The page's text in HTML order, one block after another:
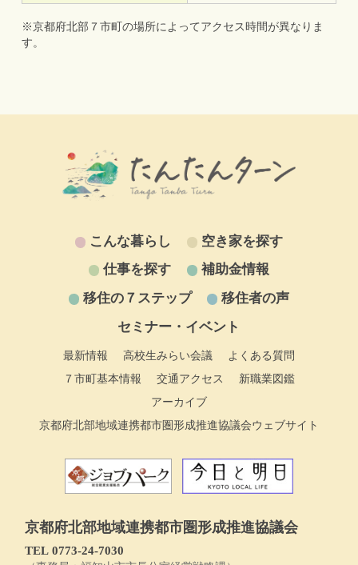
※京都府北部７市町の場所によってアクセス時間が異なりま
す。
こんな暮らし
空き家を探す
仕事を探す
補助金情報
移住の７ステップ
移住者の声
セミナー・イベント
最新情報 高校生みらい会議
よくある質問
７市町基本情報
交通アクセス
新職業図鑑
アーカイブ
京都府北部地域連携都市圏形成推進協議会ウェブサイト
京都府北部地域連携都市圏形成推進協議会
TEL 0773‐24-7030